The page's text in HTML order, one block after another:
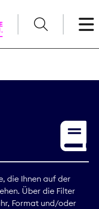
die Ihnen auf der
Über die Filter
Format und/oder